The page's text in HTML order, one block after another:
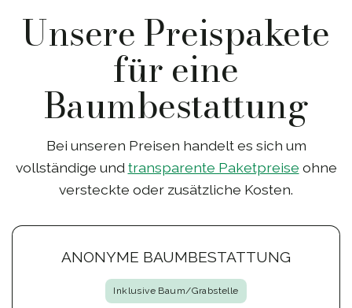
Unsere Preispakete
für eine
Baumbestattung
Bei unseren Preisen handelt es sich um
vollständige und transparente Paketpreise ohne
versteckte oder zusätzliche Kosten.
ANONYME BAUMBESTATTUNG
Inklusive Baum/Grabstelle